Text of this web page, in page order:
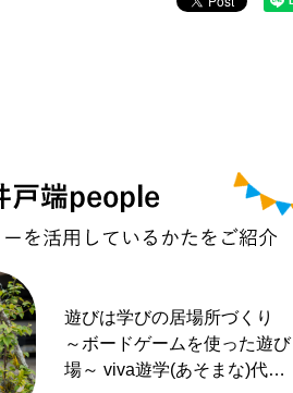
遊びは学びの居場所づくり
～ボードゲームを使った遊び
場～ viva遊学(あそまな)代表